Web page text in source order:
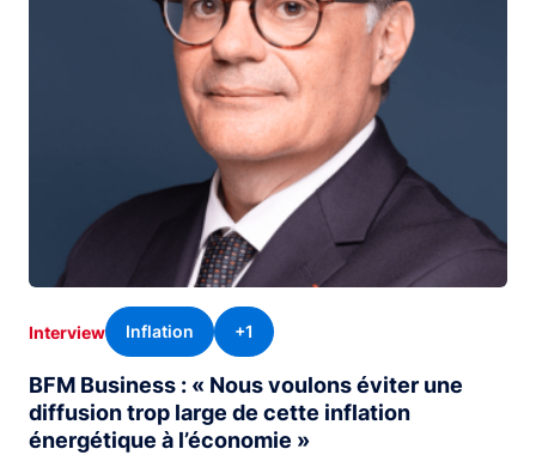
Interview Inflation +1
BFM Business : « Nous voulons éviter une
diffusion trop large de cette inflation
énergétique à l’économie »